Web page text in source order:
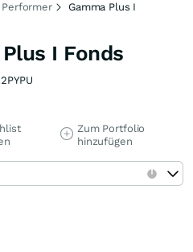
Performer Gamma Plus I
I Fonds
Zum Portfolio
hinzufügen